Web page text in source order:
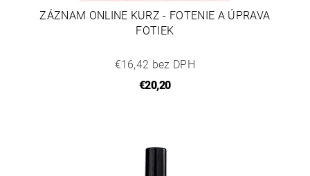
ZÁZNAM ONLINE KURZ - FOTENIE A ÚPRAVA
FOTIEK
€16,42 bez DPH
€20,20